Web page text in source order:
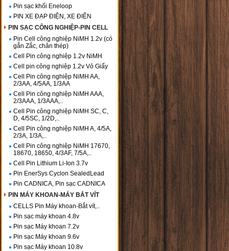
Pin sạc khối Eneloop
PIN XE ĐẠP ĐIỆN, XE ĐIỆN
PIN SẠC CÔNG NGHIỆP-PIN CELL
Pin Cell công nghiệp NiMH 1.2v (có
gắn Zắc, chân thép)
Cell Pin công nghiệp 1.2v NiMH
Cell pin công nghiệp 1.2v Vỏ Giấy
Cell Pin công nghiệp NiMH AA,
2/3AA, 4/5AA, 1/3AA
Cell Pin công nghiệp NiMH AAA,
2/3AAA, 1/3AAA,..
Cell Pin công nghiệp NiMH SC, C,
D, 4/5SC, 1/2D,..
Cell Pin công nghiệp NiMH A, 4/5A,
2/3A, 1/3A,..
Cell Pin công nghiệp NiMH 17670,
18670, 18650, 4/3AF, 7/5A,..
Cell Pin Lithium Li-Ion 3.7v
Pin EnerSys Cyclon SealedLead
Pin CADNICA, Pin sạc CADNICA
PIN MÁY KHOAN-MÁY BẮT VÍT
CELLS Pin Máy khoan-Bắt vít,..
Pin sạc máy khoan 4.8v
Pin sạc Máy khoan 7.2v
Pin sạc Máy khoan 9.6v
Pin sạc Máy khoan 10.8v